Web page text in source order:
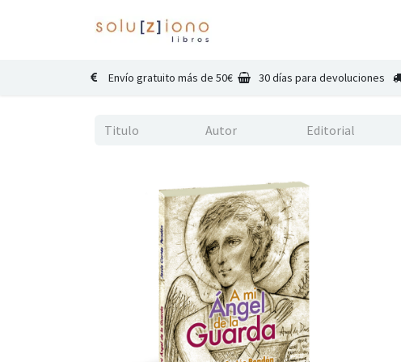
Envío gratuito más de 50€ 30 días para devoluciones